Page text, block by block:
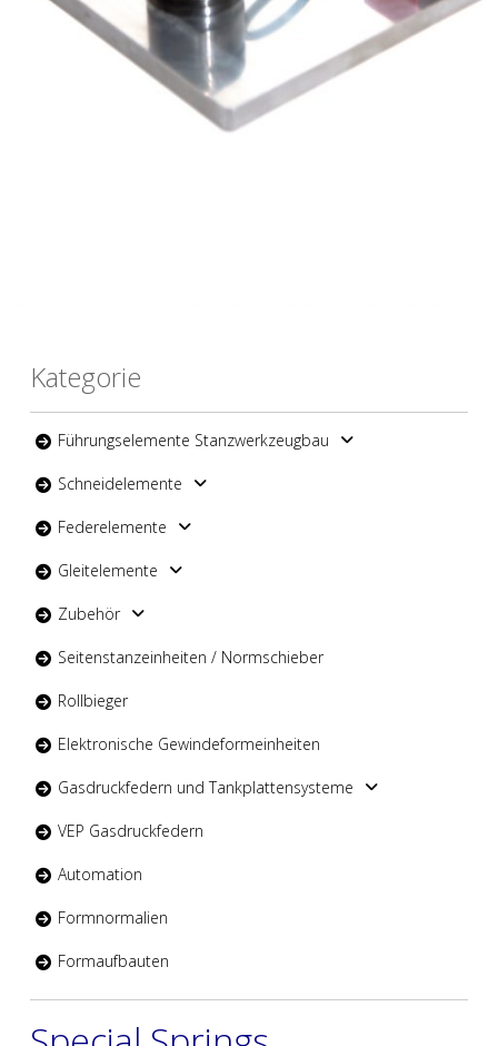
Kategorie
Führungselemente Stanzwerkzeugbau
Schneidelemente
Federelemente
Gleitelemente
Zubehör
Seitenstanzeinheiten / Normschieber
Rollbieger
Elektronische Gewindeformeinheiten
Gasdruckfedern und Tankplattensysteme
VEP Gasdruckfedern
Automation
Formnormalien
Formaufbauten